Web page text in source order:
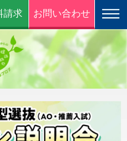
請求 お問い合わせ